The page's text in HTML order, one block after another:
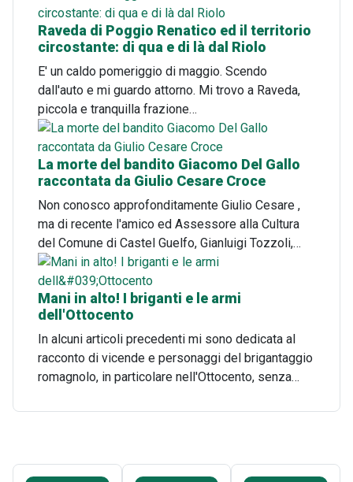
Raveda di Poggio Renatico ed il territorio
circostante: di qua e di là dal Riolo
E' un caldo pomeriggio di maggio. Scendo
dall'auto e mi guardo attorno. Mi trovo a Raveda,
piccola e tranquilla frazione…
La morte del bandito Giacomo Del Gallo
raccontata da Giulio Cesare Croce
Non conosco approfonditamente Giulio Cesare ,
ma di recente l'amico ed Assessore alla Cultura
del Comune di Castel Guelfo, Gianluigi Tozzoli,…
Mani in alto! I briganti e le armi
dell'Ottocento
In alcuni articoli precedenti mi sono dedicata al
racconto di vicende e personaggi del brigantaggio
romagnolo, in particolare nell'Ottocento, senza…